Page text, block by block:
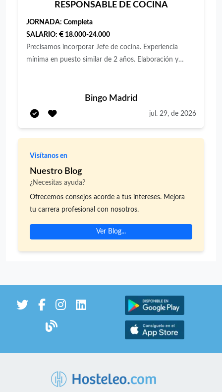
RESPONSABLE DE COCINA
JORNADA: Completa
SALARIO:
18.000-24.000
Precisamos incorporar Jefe de cocina. Experiencia
mínima en puesto similar de 2 años. Elaboración y
alimentos. Inventarios y pedidos. Mantener la cocina
limpia y ordenada. Se ofrece contrato indefinido.
Bingo Madrid
jul. 29, de 2026
Visítanos en
Nuestro Blog
¿Necesitas ayuda?
Ofrecemos consejos acorde a tus intereses. Mejora
tu carrera profesional con nosotros.
Ver Blog...